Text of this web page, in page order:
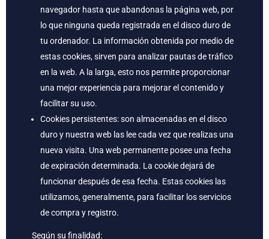
navegador hasta que abandonas la página web, por
lo que ninguna queda registrada en el disco duro de
tu ordenador. La información obtenida por medio de
estas cookies, sirven para analizar pautas de tráfico
en la web. A la larga, esto nos permite proporcionar
una mejor experiencia para mejorar el contenido y
facilitar su uso.
Cookies persistentes: son almacenadas en el disco
duro y nuestra web las lee cada vez que realizas una
nueva visita. Una web permanente posee una fecha
de expiración determinada. La cookie dejará de
funcionar después de esa fecha. Estas cookies las
utilizamos, generalmente, para facilitar los servicios
de compra y registro.
Según su finalidad: